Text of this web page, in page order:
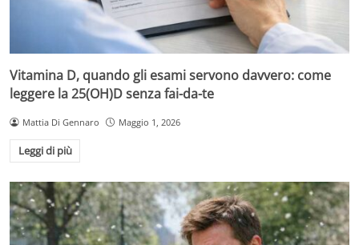
Vitamina D, quando gli esami servono davvero: come
leggere la 25(OH)D senza fai-da-te
Mattia Di Gennaro Maggio 1, 2026
Leggi di più